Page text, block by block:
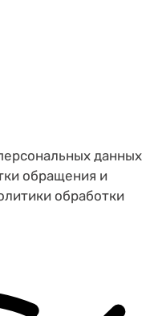
данных
обращения и
обработки